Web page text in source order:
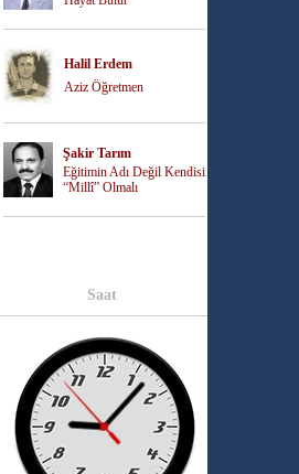
Halil Erdem
Aziz Öğretmen
Şakir Tarım
Eğitimin Adı Değil Kendisi
“Millî” Olmalı
Saat